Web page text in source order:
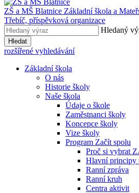
ZŠ a MŠ Blatnice Základní škola a
Třebíč, příspěvková organizace
Hledaný
Hledat
rozšířené vyhledávání
Základní škola
O nás
Historie školy
Naše škola
Údaje o škole
Zaměstnanci školy
Koncepce školy
Vize školy
Program Začít spolu
Proč si vybrat
Hlavní principy
Ranní zpráva
Ranní kruh
Centra aktivit